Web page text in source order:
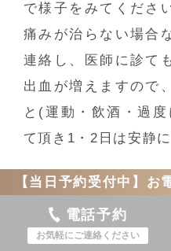
【当日予約受付中】お
電話予約
お気軽にご連絡ください
で様子をみてくださ
痛みが治らない場合
連絡し、医師に診て
出血が増えますので
と(運動・飲酒・過
て頂き1・2日は安静
下の親知らずを抜歯
あります。大体抜歯
だし1週間ほどでおさ